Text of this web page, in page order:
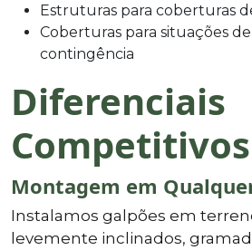
Estruturas para coberturas
Coberturas para situações
contingência
Diferenciais
Competitivos
Montagem em
Instalamos galpões em
levemente inclinados,